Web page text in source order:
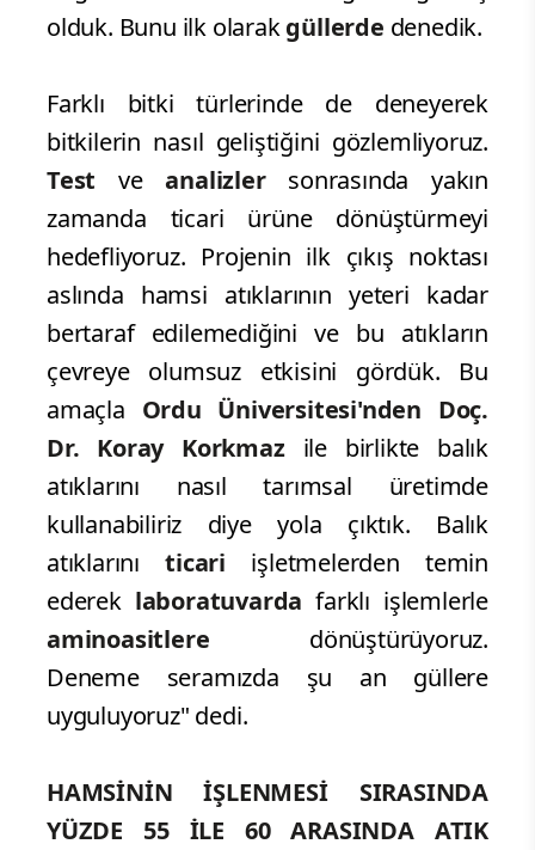
olduk. Bunu ilk olarakgüllerde denedik.
Farklı bitki türlerinde de deneyerek
bitkilerin nasıl geliştiğini gözlemliyoruz.
Test veanalizler sonrasında yakın
zamanda ticari ürüne dönüştürmeyi
hedefliyoruz. Projenin ilk çıkış noktası
aslında hamsi atıklarının yeteri kadar
bertaraf edilemediğini ve bu atıkların
çevreye olumsuz etkisini gördük. Bu
amaçla Ordu Üniversitesi'nden Doç.
Dr. Koray Korkmazile birlikte balık
atıklarını nasıl tarımsal üretimde
kullanabiliriz diye yola çıktık. Balık
atıklarınıticari işletmelerden temin
ederek laboratuvardafarklı işlemlerle
aminoasitlere dönüştürüyoruz.
Deneme seramızda şu an güllere
uyguluyoruz" dedi.
HAMSİNİN İŞLENMESİ SIRASINDA
YÜZDE 55 İLE 60 ARASINDA ATIK